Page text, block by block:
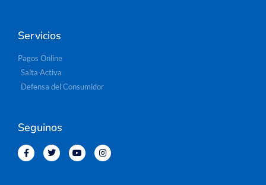
Servicios
Pagos Online
Salta Activa
Defensa del Consumidor
Seguinos